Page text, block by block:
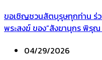
ขอเชิญชวนสัตบุรุษทุกท่าน ร่
พระสงฆ์ ของ”สังฆานุกร พิรุณ
04/29/2026